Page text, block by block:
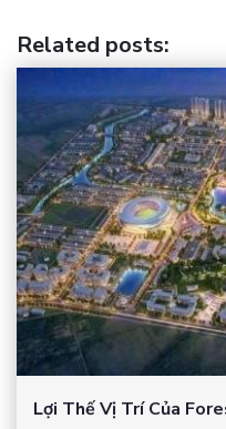
Related posts:
Lợi Thế Vị Trí Của